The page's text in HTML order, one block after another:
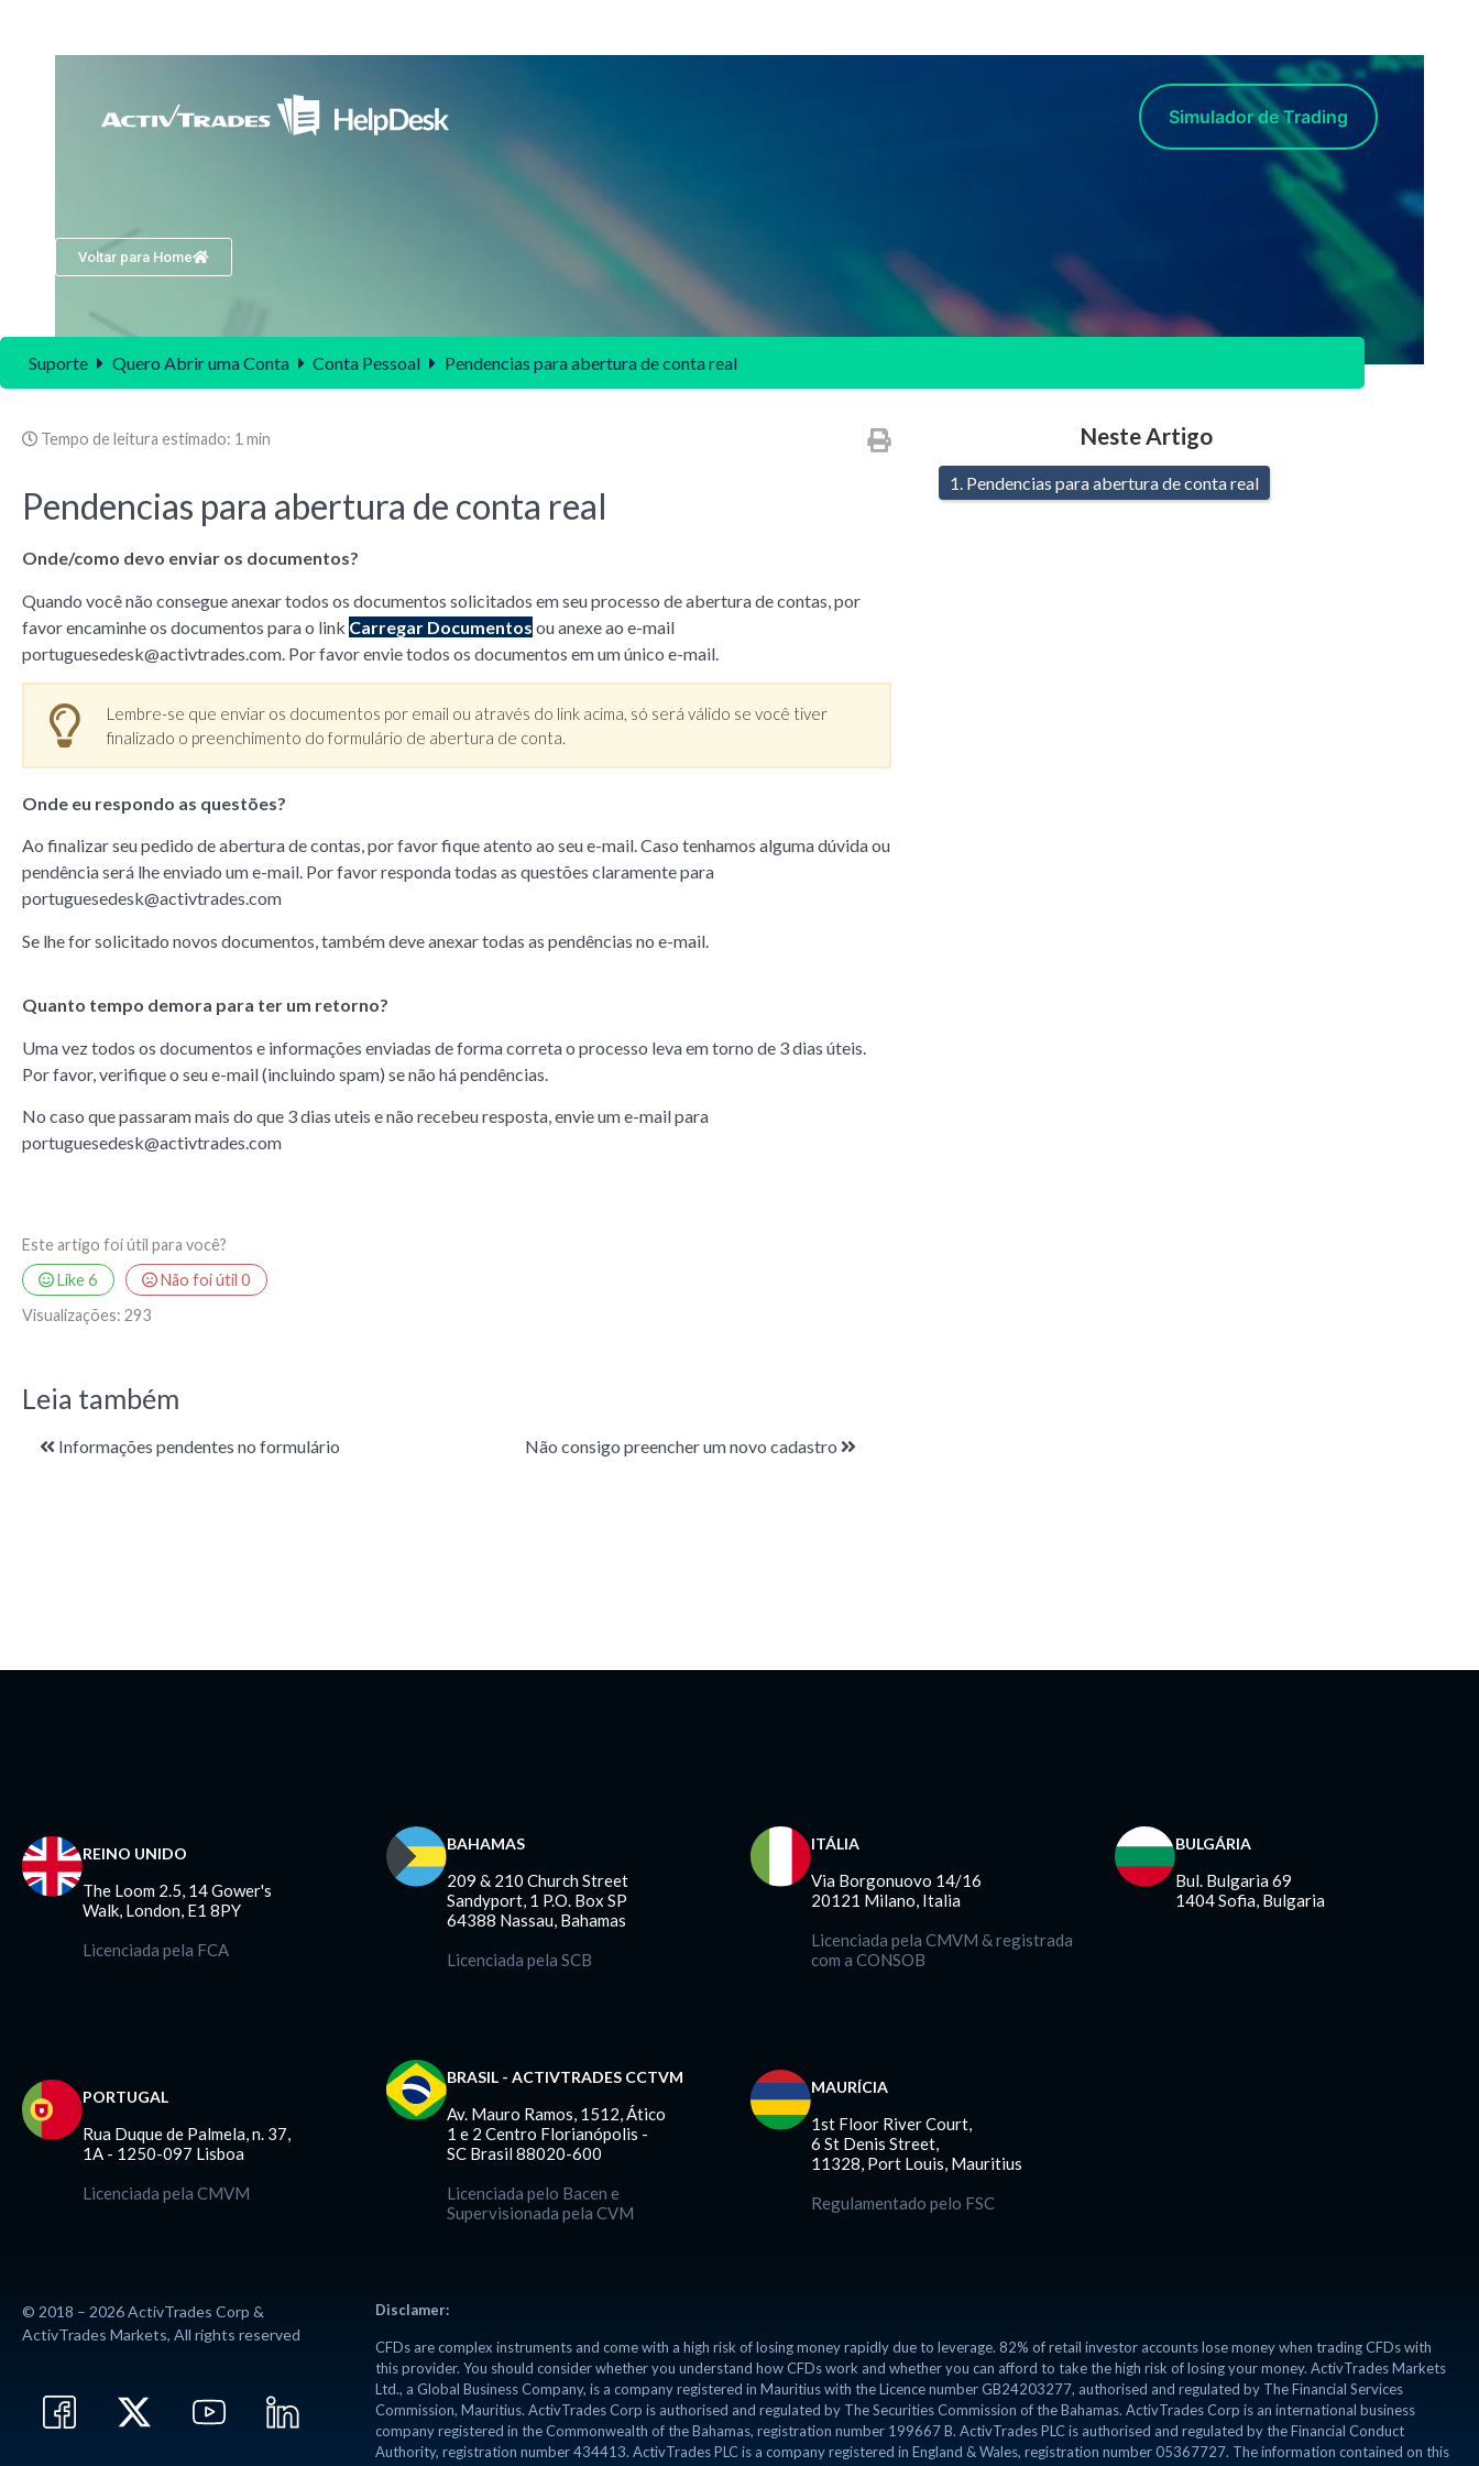
Simulador de Trading
Voltar para Home
Suporte Quero Abrir uma Conta Conta Pessoal Pendencias para abertura de conta real
Tempo de leitura estimado: 1 min
Pendencias para abertura de conta real
Onde/como devo enviar os documentos?
Quando você não consegue anexar todos os documentos solicitados em seu processo de abertura de contas, por
favor encaminhe os documentos para o link Carregar Documentos ou anexe ao e-mail
portuguesedesk@activtrades.com . Por favor envie todos os documentos em um único e-mail.
Lembre-se que enviar os documentos por email ou através do link acima, só será válido se você tiver
finalizado o preenchimento do formulário de abertura de conta.
Onde eu respondo as questões?
Ao finalizar seu pedido de abertura de contas, por favor fique atento ao seu e-mail. Caso tenhamos alguma dúvida ou
pendência será lhe enviado um e-mail. Por favor responda todas as questões claramente para
portuguesedesk@activtrades.com
Se lhe for solicitado novos documentos, também deve anexar todas as pendências no e-mail.
Quanto tempo demora para ter um retorno?
Uma vez todos os documentos e informações enviadas de forma correta o processo leva em torno de 3 dias úteis.
Por favor, verifique o seu e-mail (incluindo spam) se não há pendências.
No caso que passaram mais do que 3 dias uteis e não recebeu resposta, envie um e-mail para
portuguesedesk@activtrades.com
Este artigo foi útil para você?
Like6 Não foi útil0
Visualizações: 293
Leia também
Informações pendentes no formulário Não consigo preencher um novo cadastro
Neste Artigo
1. Pendencias para abertura de conta real
REINO UNIDO
The Loom 2.5, 14 Gower's
Walk, London, E1 8PY
Licenciada pela FCA
BAHAMAS
209 & 210 Church Street
Sandyport, 1 P.O. Box SP
64388 Nassau, Bahamas
Licenciada pela SCB
ITÁLIA
Via Borgonuovo 14/16
20121 Milano, Italia
Licenciada pela CMVM & registrada
com a CONSOB
BULGÁRIA
Bul. Bulgaria 69
1404 Sofia, Bulgaria
PORTUGAL
Rua Duque de Palmela, n. 37,
1A - 1250-097 Lisboa
Licenciada pela CMVM
BRASIL - ACTIVTRADES CCTVM
Av. Mauro Ramos, 1512, Ático
1 e 2 Centro Florianópolis -
SC Brasil 88020-600
Licenciada pelo Bacen e
Supervisionada pela CVM
MAURÍCIA
1st Floor River Court,
6 St Denis Street,
11328, Port Louis, Mauritius
Regulamentado pelo FSC
© 2018 – 2026 ActivTrades Corp &
ActivTrades Markets, All rights reserved
Disclamer:
CFDs are complex instruments and come with a high risk of losing money rapidly due to leverage. 82% of retail investor accounts lose money when trading CFDs with
this provider. You should consider whether you understand how CFDs work and whether you can afford to take the high risk of losing your money. ActivTrades Markets
Ltd., a Global Business Company, is a company registered in Mauritius with the Licence number GB24203277, authorised and regulated by The Financial Services
Commission, Mauritius. ActivTrades Corp is authorised and regulated by The Securities Commission of the Bahamas. ActivTrades Corp is an international business
company registered in the Commonwealth of the Bahamas, registration number 199667 B. ActivTrades PLC is authorised and regulated by the Financial Conduct
Authority, registration number 434413. ActivTrades PLC is a company registered in England & Wales, registration number 05367727. The information contained on this